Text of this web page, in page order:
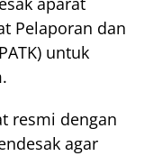
Pelaporan dan
untuk
resmi dengan
agar